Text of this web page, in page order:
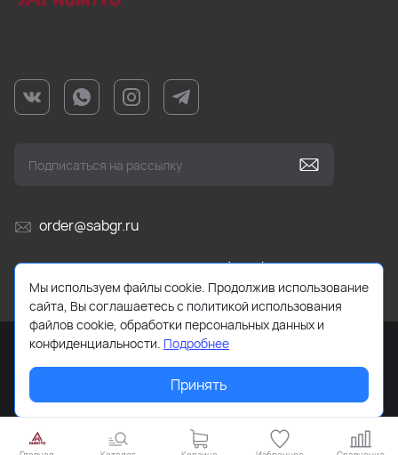
order@sabgr.ru
Ежедневно с 10:00 до 19:00 (МСК)
2026 © HUMTTO.STORE Все права защищены.
Мы используем файлы cookie. Продолжив использование
сайта, Вы соглашаетесь с политикой использования
файлов cookie, обработки персональных данных и
конфиденциальности. Подробнее
Принять